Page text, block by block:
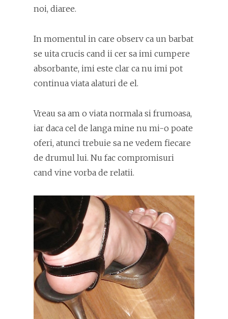
noi, diaree.
In momentul in care observ ca un barbat
se uita crucis cand ii cer sa imi cumpere
absorbante, imi este clar ca nu imi pot
continua viata alaturi de el.
Vreau sa am o viata normala si frumoasa,
iar daca cel de langa mine nu mi-o poate
oferi, atunci trebuie sa ne vedem fiecare
de drumul lui. Nu fac compromisuri
cand vine vorba de relatii.